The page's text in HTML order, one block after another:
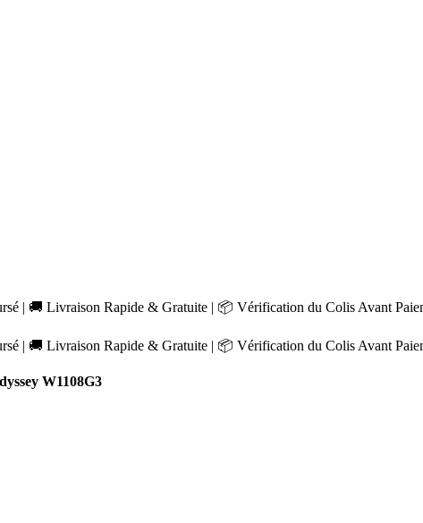
| 🚚 Livraison Rapide & Gratuite | 📦 Vérification du Colis Avant
| 🚚 Livraison Rapide & Gratuite | 📦 Vérification du Colis Avant
W1108G3